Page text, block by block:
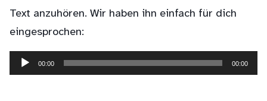
Text anzuhören. Wir haben ihn einfach für dich
eingesprochen:
Audio-
00:00 00:00